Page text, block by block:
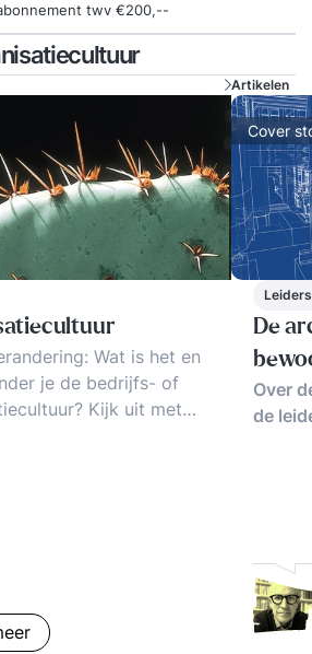
twv €200,--
Wat is het en
je de bedrijfs- of
Kijk uit met
Artikelen
Cover
De
Over
de